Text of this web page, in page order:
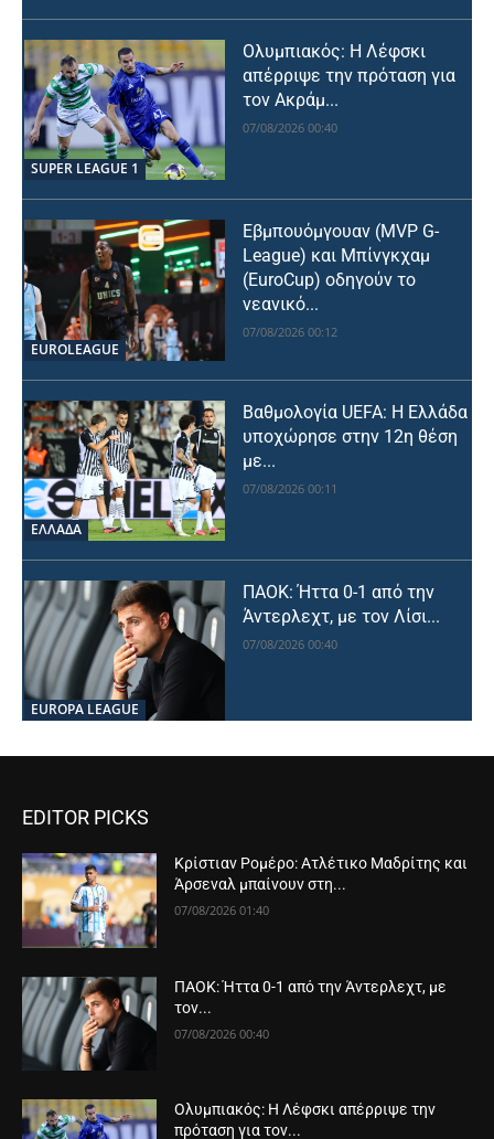
SUPER LEAGUE 1
Ολυμπιακός: Η Λέφσκι
απέρριψε την πρόταση για
τον Ακράμ...
07/08/2026 00:40
EUROLEAGUE
Εβμπουόμγουαν (MVP G-
League) και Μπίνγκχαμ
(EuroCup) οδηγούν το
νεανικό...
07/08/2026 00:12
ΕΛΛΑΔΑ
Βαθμολογία UEFA: Η Ελλάδα
υποχώρησε στην 12η θέση
με...
07/08/2026 00:11
EUROPA LEAGUE
ΠΑΟΚ: Ήττα 0-1 από την
Άντερλεχτ, με τον Λίσι...
07/08/2026 00:40
EDITOR PICKS
Κρίστιαν Ρομέρο: Ατλέτικο Μαδρίτης και
Άρσεναλ μπαίνουν στη...
07/08/2026 01:40
ΠΑΟΚ: Ήττα 0-1 από την Άντερλεχτ, με
τον...
07/08/2026 00:40
Ολυμπιακός: Η Λέφσκι απέρριψε την
πρόταση για τον...